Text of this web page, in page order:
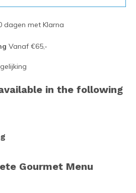
dagen met Klarna
Vanaf €65,-
in the following
Gourmet Menu